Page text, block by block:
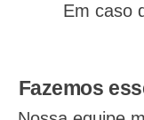
Em caso
Fazemos